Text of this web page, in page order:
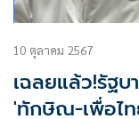
10 ตุลาคม 2567
เฉลยแล้ว!รัฐ
'ทักษิณ-เพื่อไ